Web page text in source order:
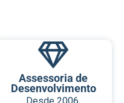
Assessoria de
Desenvolvimento